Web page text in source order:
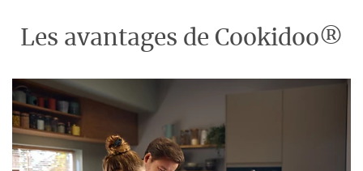
Les avantages de Cookidoo®